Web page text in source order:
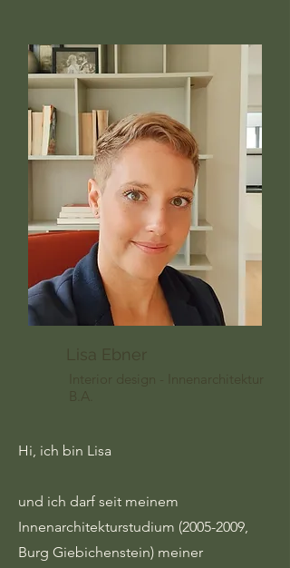
Lisa Ebner
Interior design - Innenarchitektur
B.A.
Hi, ich bin Lisa
und ich darf seit meinem
Innenarchitekturstudium (2005-2009,
Burg Giebichenstein) meiner